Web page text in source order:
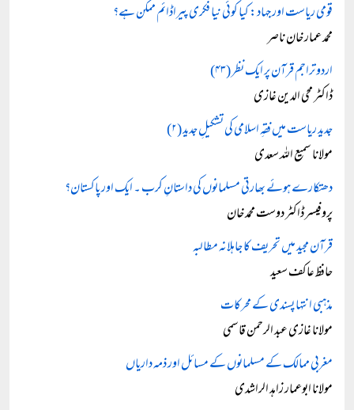
قومی ریاست اور جہاد: کیا کوئی نیا فکری پیراڈائم ممکن ہے؟
محمد عمار خان ناصر
اردو تراجم قرآن پر ایک نظر (۴۳)
ڈاکٹر محی الدین غازی
جدید ریاست میں فقہِ اسلامی کی تشکیلِ جدید (۲)
مولانا سمیع اللہ سعدی
دھتکارے ہوئے بھارتی مسلمانوں کی داستانِ کرب ۔ ایک اور پاکستان؟
پروفیسر ڈاکٹر دوست محمد خان
قرآن مجید میں تحریف کا جاہلانہ مطالبہ
حافظ عاکف سعید
مذہبی انتہا پسندی کے محرکات
مولانا غازی عبد الرحمن قاسمی
مغربی ممالک کے مسلمانوں کے مسائل اور ذمہ داریاں
مولانا ابوعمار زاہد الراشدی